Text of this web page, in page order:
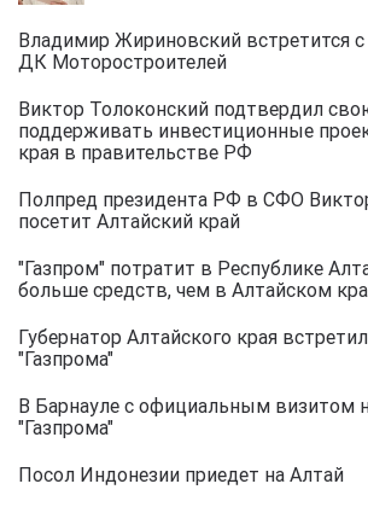
Владимир Жириновский встретится
ДК Моторостроителей
Виктор Толоконский подтвердил
поддерживать инвестиционные
края в правительстве РФ
Полпред президента РФ в СФО
посетит Алтайский край
"Газпром" потратит в Республике
больше средств, чем в Алтайском
Губернатор Алтайского края
"Газпрома"
В Барнауле с официальным визитом
"Газпрома"
Посол Индонезии приедет на Алтай